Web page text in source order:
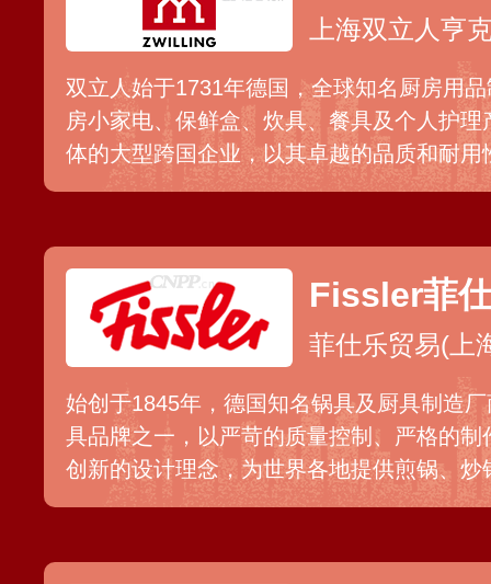
上海双立人亨
双立人始于1731年德国，全球知名厨房用
房小家电、保鲜盒、炊具、餐具及个人护
体的大型跨国企业，以其卓越的品质和耐
国市场，目前，其业务已扩展到全球100多
Fissler菲
菲仕乐贸易(上
始创于1845年，德国知名锅具及厨具制造
具品牌之一，以严苛的质量控制、严格的
创新的设计理念，为世界各地提供煎锅、
锅盖、汤勺等厨具和厨房用品，进入国内